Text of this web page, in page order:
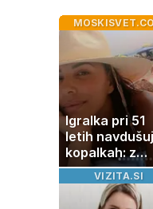
Igralka pri 51
letih
kopalkah: z
možem uživa
romantičnem
poletju
VIZITA.SI